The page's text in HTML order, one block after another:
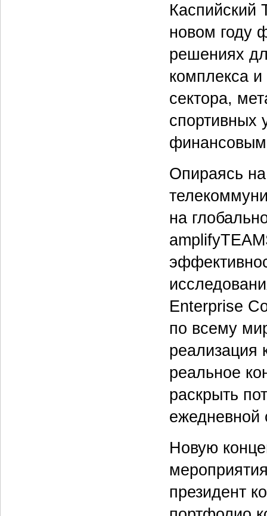
Каспийский
новом году
решениях
комплекса
сектора,
спортивных
Опираясь
на
Enterprise
по всему
реализация
реальное
раскрыть
ежедневной
Новую
президент